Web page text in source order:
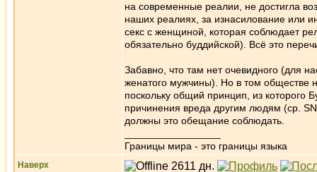
на современные реалии, не достигла
наших реалиях, за изнасилование или
секс с женщиной, которая соблюдает
обязательно буддийской). Всё это
Забавно, что там нет очевидного (для
женатого мужчины). Но в том обществе
поскольку общий принцип, из которого
причинения вреда другим людям (ср.
должны это обещание соблюдать.
Границы мира - это границы языка
Наверх